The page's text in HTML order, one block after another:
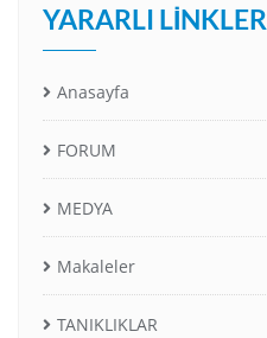
YARARLI LINKLER
Anasayfa
FORUM
MEDYA
Makaleler
TANIKLIKLAR